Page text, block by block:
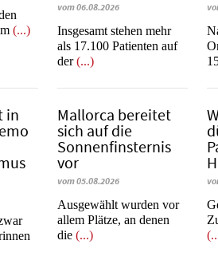
(...)
vom 06.08.2026
Insgesamt stehen mehr
als 17.100 Patienten auf
der(...)
in
Mallorca bereitet
sich auf die
Sonnenfinsternis
vor
vom 05.08.2026
Ausgewählt wurden vor
allem Plätze, an denen
die(...)